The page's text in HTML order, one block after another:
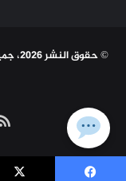
© حقوق النشر 2026، جميع الحقوق محفوظة | لـ